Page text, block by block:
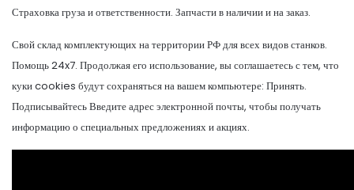
Страховка груза и ответственности. Запчасти в наличии и на заказ.
Свой склад комплектующих на территории РФ для всех видов станков.
Помощь 24x7. Продолжая его использование, вы соглашаетесь с тем, что
куки cookies будут сохраняться на вашем компьютере: Принять.
Подписывайтесь Введите адрес электронной почты, чтобы получать
информацию о специальных предложениях и акциях.